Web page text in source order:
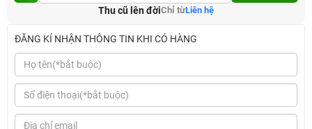
Thu cũ lên đờiChỉ từLiên hệ
ĐĂNG KÍ NHẬN THÔNG TIN KHI CÓ HÀNG